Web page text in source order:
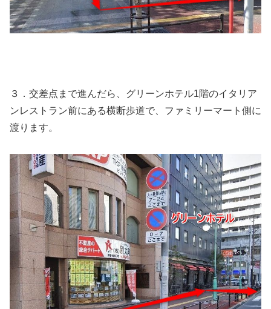
３．交差点まで進んだら、グリーンホテル1階のイタリア
ンレストラン前にある横断歩道で、ファミリーマート側に
渡ります。